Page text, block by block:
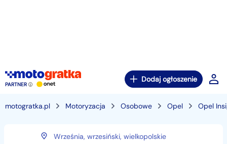
PARTNER
Dodaj ogłoszenie
motogratka.pl Motoryzacja Osobowe Opel Opel
Września, wrzesiński, wielkopolskie